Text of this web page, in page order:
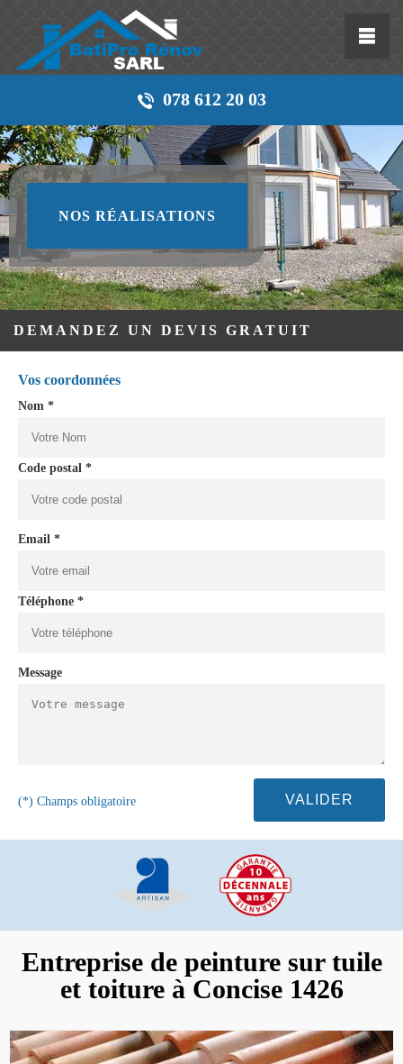
078 612 20 03
NOS RÉALISATIONS
DEMANDEZ UN DEVIS GRATUIT
Vos coordonnées
Nom *
Code postal *
Email *
Téléphone *
Message
(*) Champs obligatoire
Entreprise de peinture sur tuile
et toiture à Concise 1426